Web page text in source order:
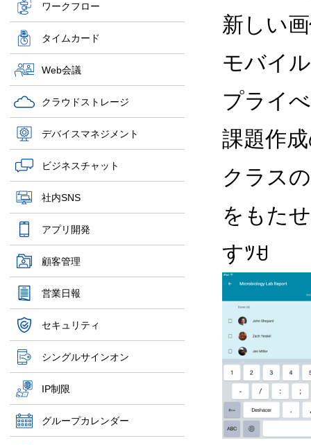
ワークフロー
タイムカード
Web会議
クラウドストレージ
デバイスマネジメント
ビジネスチャット
社内SNS
アプリ開発
顧客管理
営業日報
セキュリティ
シングルサインオン
IP制限
グループカレンダー
新しい
モバイ
プライ
課題作
クラス
をもた
すﾂꀀ